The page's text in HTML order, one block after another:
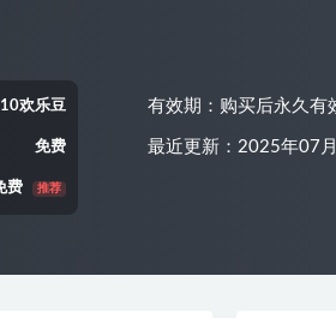
10欢乐豆
免费
费 推荐
有效期：购买后永久有
最近更新：2025年07